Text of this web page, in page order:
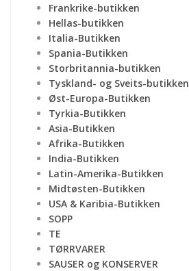
Frankrike-butikken
Hellas-butikken
Italia-Butikken
Spania-Butikken
Storbritannia-butikken
Tyskland- og Sveits-butikken
Øst-Europa-Butikken
Tyrkia-Butikken
Asia-Butikken
Afrika-Butikken
India-Butikken
Latin-Amerika-Butikken
Midtøsten-Butikken
USA & Karibia-Butikken
SOPP
TE
TØRRVARER
SAUSER og KONSERVER